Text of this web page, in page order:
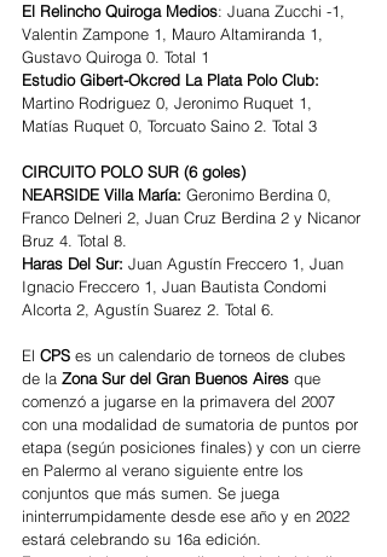
El Relincho Quiroga Medios: Juana Zucchi -1,
Valentin Zampone 1, Mauro Altamiranda 1,
Gustavo Quiroga 0. Total 1
Estudio Gibert-Okcred La Plata Polo Club:
Martino Rodriguez 0, Jeronimo Ruquet 1,
Matías Ruquet 0, Torcuato Saino 2. Total 3
CIRCUITO POLO SUR (6 goles)
NEARSIDE Villa María: Geronimo Berdina 0,
Franco Delneri 2, Juan Cruz Berdina 2 y Nicanor
Bruz 4. Total 8.
Haras Del Sur: Juan Agustín Freccero 1, Juan
Ignacio Freccero 1, Juan Bautista Condomi
Alcorta 2, Agustín Suarez 2. Total 6.
El CPS es un calendario de torneos de clubes
de la Zona Sur del Gran Buenos Aires que
comenzó a jugarse en la primavera del 2007
con una modalidad de sumatoria de puntos por
etapa (según posiciones finales) y con un cierre
en Palermo al verano siguiente entre los
conjuntos que más sumen. Se juega
ininterrumpidamente desde ese año y en 2022
estará celebrando su 16a edición.